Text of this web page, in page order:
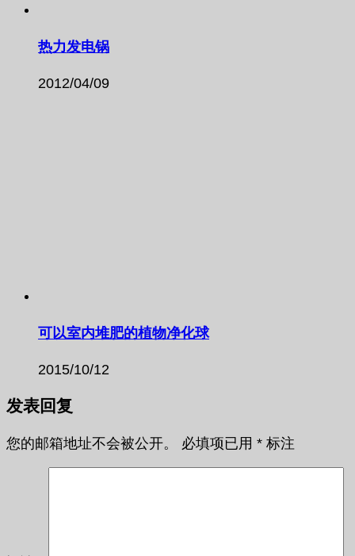
热力发电锅
2012/04/09
可以室内堆肥的植物净化球
2015/10/12
发表回复
您的邮箱地址不会被公开。 必填项已用 * 标注